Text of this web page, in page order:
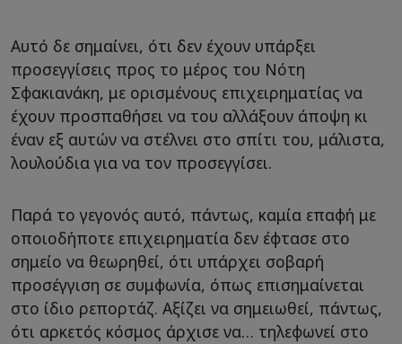
Αυτό δε σημαίνει, ότι δεν έχουν υπάρξει
προσεγγίσεις προς το μέρος του Νότη
Σφακιανάκη, με ορισμένους επιχειρηματίας να
έχουν προσπαθήσει να του αλλάξουν άποψη κι
έναν εξ αυτών να στέλνει στο σπίτι του, μάλιστα,
λουλούδια για να τον προσεγγίσει.
Παρά το γεγονός αυτό, πάντως, καμία επαφή με
οποιοδήποτε επιχειρηματία δεν έφτασε στο
σημείο να θεωρηθεί, ότι υπάρχει σοβαρή
προσέγγιση σε συμφωνία, όπως επισημαίνεται
στο ίδιο ρεπορτάζ. Αξίζει να σημειωθεί, πάντως,
ότι αρκετός κόσμος άρχισε να… τηλεφωνεί στο